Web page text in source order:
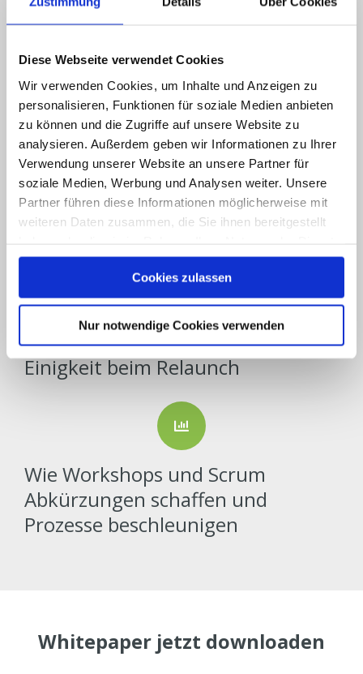
Diese Webseite verwendet Cookies
Wir verwenden Cookies, um Inhalte und Anzeigen zu
personalisieren, Funktionen für soziale Medien anbieten
zu können und die Zugriffe auf unsere Website zu
analysieren. Außerdem geben wir Informationen zu Ihrer
Verwendung unserer Website an unsere Partner für
soziale Medien, Werbung und Analysen weiter. Unsere
Partner führen diese Informationen möglicherweise mit
weiteren Daten zusammen, die Sie ihnen bereitgestellt
gesammelt haben.
Datenschutzerklärung|Impressum
Cookies zulassen
Nur notwendige Cookies verwenden
Der 10-Punkte-Erfolgsplan für
Relaunches
Wie Personas bei einem Relaunch
helfen (und wie man sie richtig
einsetzt)
Project Canvas: Ein
Projektmanagement-Tool für
Einigkeit beim Relaunch
Wie Workshops und Scrum
Abkürzungen schaffen und
Prozesse beschleunigen
Whitepaper jetzt downloaden